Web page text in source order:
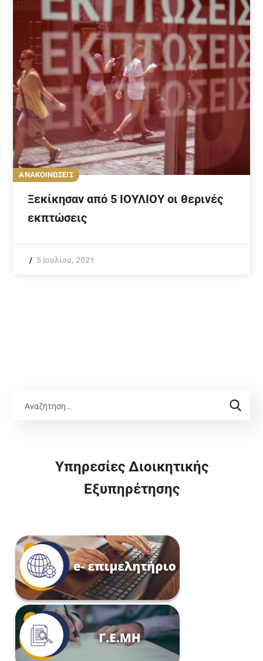
ΑΝΑΚΟΙΝΩΣΕΙΣ
Ξεκίκησαν από 5 ΙΟΥΛΙΟΥ οι θερινές
εκπτώσεις
5 Ιουλίου, 2021
Υπηρεσίες Διοικητικής
Εξυπηρέτησης